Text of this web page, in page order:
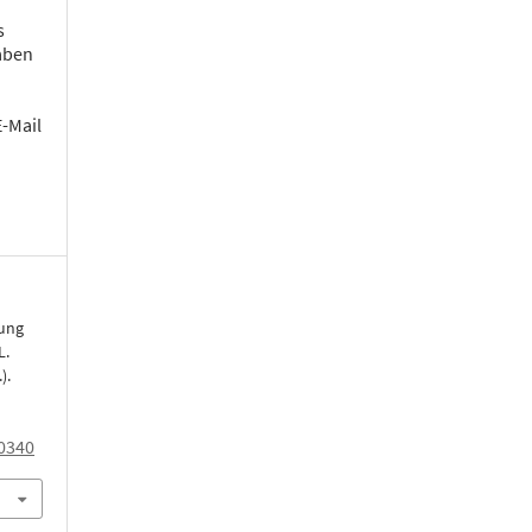
Mail